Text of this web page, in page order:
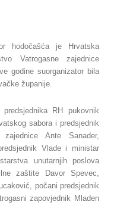
hodočašća je Hrvatska
Vatrogasne zajednice
godine suorganizator bila
županije.
RH pukovnik
sabora i predsjednik
zajednice Ante Sanader,
Vlade i ministar
unutarnjih poslova
zaštite Davor Spevec,
počani predsjednik
zapovjednik Mladen